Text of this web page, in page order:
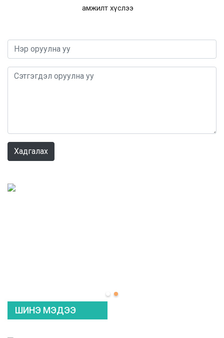
амжилт хүслээ
Хадгалах
ШИНЭ МЭДЭЭ